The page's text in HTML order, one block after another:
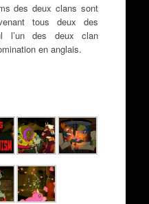
des deux clans sont
tous deux des
l’un des deux clan
en anglais.